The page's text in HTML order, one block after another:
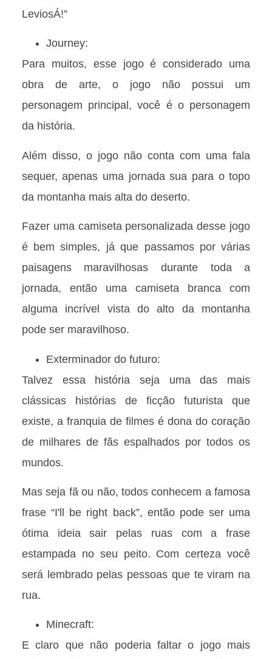
LeviosÁ!”
Journey:
Para muitos, esse jogo é considerado uma
obra de arte, o jogo não possui um
personagem principal, você é o personagem
da história.
Além disso, o jogo não conta com uma fala
sequer, apenas uma jornada sua para o topo
da montanha mais alta do deserto.
Fazer uma camiseta personalizada desse jogo
é bem simples, já que passamos por várias
paisagens maravilhosas durante toda a
jornada, então uma camiseta branca com
alguma incrível vista do alto da montanha
pode ser maravilhoso.
Exterminador do futuro:
Talvez essa história seja uma das mais
clássicas histórias de ficção futurista que
existe, a franquia de filmes é dona do coração
de milhares de fãs espalhados por todos os
mundos.
Mas seja fã ou não, todos conhecem a famosa
frase “I'll be right back”, então pode ser uma
ótima ideia sair pelas ruas com a frase
estampada no seu peito. Com certeza você
será lembrado pelas pessoas que te viram na
rua.
Minecraft:
E claro que não poderia faltar o jogo mais